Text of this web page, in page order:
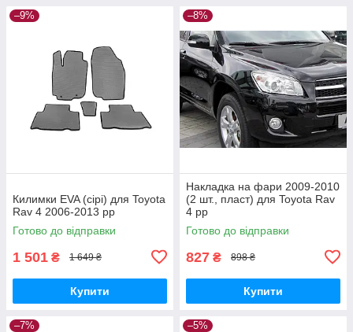
–9%
Килимки EVA (сірі) для Toyota
Rav 4 2006-2013 рр
Готово до відправки
1 501 ₴ 1 649 ₴
Купити
–8%
Накладка на фари 2009-2010
(2 шт., пласт) для Toyota Rav
4 рр
Готово до відправки
827 ₴ 898 ₴
Купити
–7% –5%